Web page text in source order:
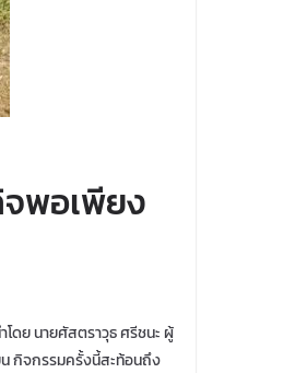
จพอเพียง
ดย นายศัสตราวุธ ศรีชนะ ผู้
น กิจกรรมครั้งนี้สะท้อนถึง